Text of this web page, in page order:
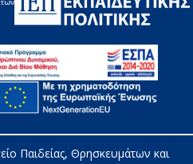
Παιδείας, Θρησκευμάτων και